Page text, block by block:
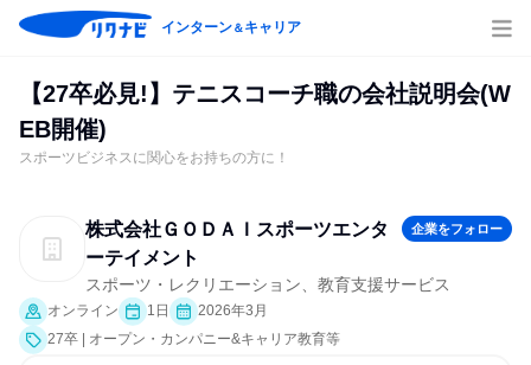
インターン＆キャリア
【27卒必見!】テニスコーチ職の会社説明会(W
EB開催)
スポーツビジネスに関心をお持ちの方に！
株式会社ＧＯＤＡＩスポーツエンタ
ーテイメント
企業をフォロー
スポーツ・レクリエーション、教育支援サービス
オンライン 1日
2026年3月
27卒 | オープン・カンパニー&キャリア教育等